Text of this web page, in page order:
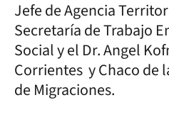
Jefe de Agencia
Secretaría de Trabajo
Social y el Dr. Angel
Corrientes y Chaco de
de Migraciones.